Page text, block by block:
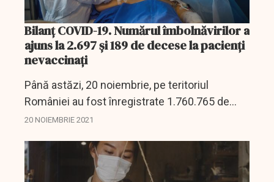
Bilanț COVID-19. Numărul îmbolnăvirilor a
ajuns la 2.697 și 189 de decese la pacienți
nevaccinați
Până astăzi, 20 noiembrie, pe teritoriul
României au fost înregistrate 1.760.765 de
cazuri de infectare cu noul coronavirus
pacienți...
20 NOIEMBRIE 2021